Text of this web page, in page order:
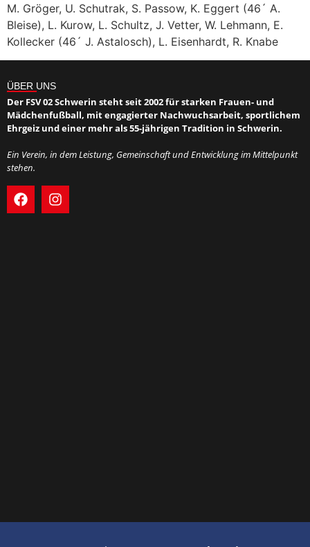
M. Gröger, U. Schutrak, S. Passow, K. Eggert (46´ A.
Bleise), L. Kurow, L. Schultz, J. Vetter, W. Lehmann, E.
Kollecker (46´ J. Astalosch), L. Eisenhardt, R. Knabe
ÜBER UNS
Der FSV 02 Schwerin steht seit 2002 für starken Frauen- und
Mädchenfußball, mit engagierter Nachwuchsarbeit, sportlichem
Ehrgeiz und einer mehr als 55-jährigen Tradition in Schwerin.
Ein Verein, in dem Leistung, Gemeinschaft und Entwicklung im Mittelpunkt
stehen.